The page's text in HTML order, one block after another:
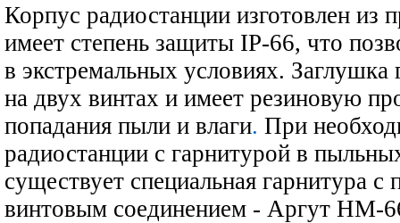
Корпус радиостанции изготовлен из
имеет степень защиты IP-66, что
в экстремальных условиях. Заглушка
на двух винтах и имеет резиновую
попадания пыли и влаги. При
радиостанции с гарнитурой в
существует специальная гарнитура
винтовым соединением - Аргут HM-